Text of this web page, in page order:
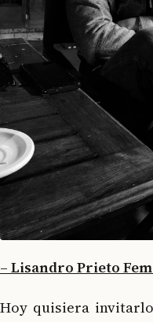
– Lisandro Prieto
Hoy quisiera